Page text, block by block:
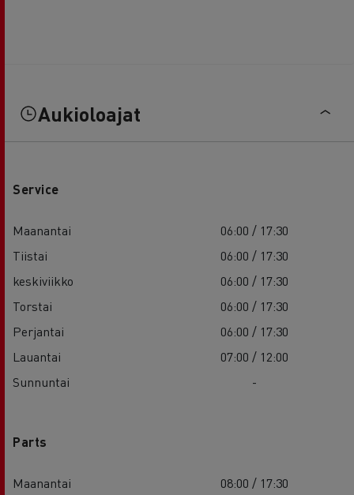
Aukioloajat
Service
Maanantai
06:00 / 17:30
Tiistai
06:00 / 17:30
keskiviikko
06:00 / 17:30
Torstai
06:00 / 17:30
Perjantai
06:00 / 17:30
Lauantai
07:00 / 12:00
Sunnuntai
-
Parts
Maanantai
08:00 / 17:30